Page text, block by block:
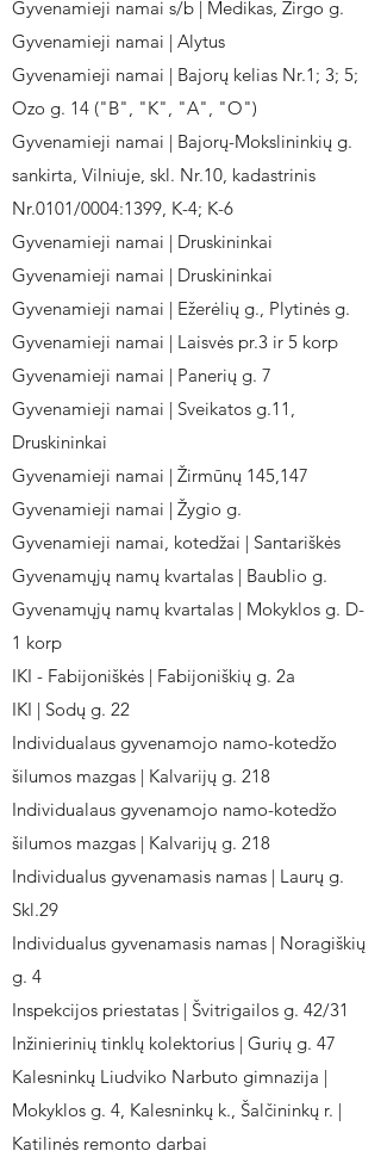
Gyvenamieji namai s/b | Medikas, Žirgo g.
Gyvenamieji namai | Alytus
Gyvenamieji namai | Bajorų kelias Nr.1; 3; 5;
Ozo g. 14 ("B", "K", "A", "O")
Gyvenamieji namai | Bajorų-Mokslininkių g.
sankirta, Vilniuje, skl. Nr.10, kadastrinis
Nr.0101/0004:1399, K-4; K-6
Gyvenamieji namai | Druskininkai
Gyvenamieji namai | Druskininkai
Gyvenamieji namai | Ežerėlių g., Plytinės g.
Gyvenamieji namai | Laisvės pr.3 ir 5 korp
Gyvenamieji namai | Panerių g. 7
Gyvenamieji namai | Sveikatos g.11,
Druskininkai
Gyvenamieji namai | Žirmūnų 145,147
Gyvenamieji namai | Žygio g.
Gyvenamieji namai, kotedžai | Santariškės
Gyvenamųjų namų kvartalas | Baublio g.
Gyvenamųjų namų kvartalas | Mokyklos g. D-
1 korp
IKI - Fabijoniškės | Fabijoniškių g. 2a
IKI | Sodų g. 22
Individualaus gyvenamojo namo-kotedžo
šilumos mazgas | Kalvarijų g. 218
Individualaus gyvenamojo namo-kotedžo
šilumos mazgas | Kalvarijų g. 218
Individualus gyvenamasis namas | Laurų g.
Skl.29
Individualus gyvenamasis namas | Noragiškių
g. 4
Inspekcijos priestatas | Švitrigailos g. 42/31
Inžinierinių tinklų kolektorius | Gurių g. 47
Kalesninkų Liudviko Narbuto gimnazija |
Mokyklos g. 4, Kalesninkų k., Šalčininkų r. |
Katilinės remonto darbai